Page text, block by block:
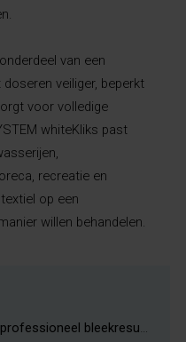
van een
veiliger, beperkt
voor volledige
whiteKliks past
recreatie en
op een
willen behandelen.
met lage dosering en gesloten systeem.